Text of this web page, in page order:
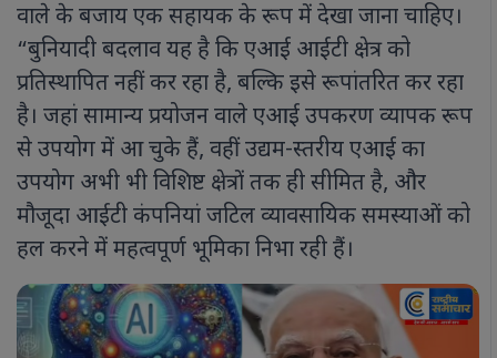
वाले के बजाय एक सहायक के रूप में देखा जाना चाहिए।
“बुनियादी बदलाव यह है कि एआई आईटी क्षेत्र को
प्रतिस्थापित नहीं कर रहा है, बल्कि इसे रूपांतरित कर रहा
है। जहां सामान्य प्रयोजन वाले एआई उपकरण व्यापक रूप
से उपयोग में आ चुके हैं, वहीं उद्यम-स्तरीय एआई का
उपयोग अभी भी विशिष्ट क्षेत्रों तक ही सीमित है, और
मौजूदा आईटी कंपनियां जटिल व्यावसायिक समस्याओं को
हल करने में महत्वपूर्ण भूमिका निभा रही हैं।